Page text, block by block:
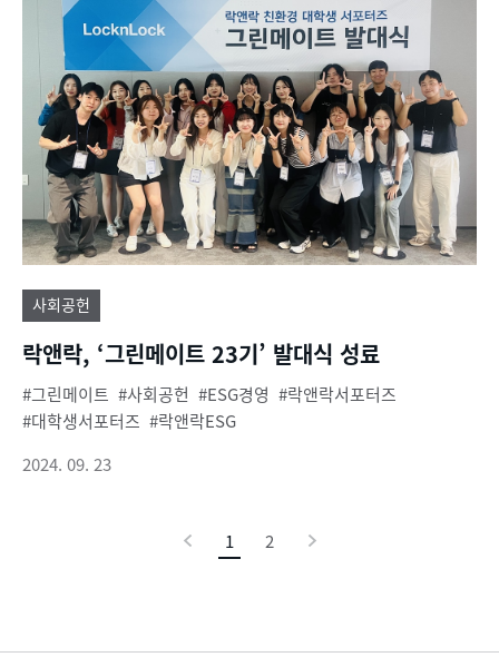
사회공헌
락앤락, ‘그린메이트 23기’ 발대식 성료
그린메이트 사회공헌 ESG경영
락앤락서포터즈
대학생서포터즈
락앤락ESG
2024. 09. 23
1
이
2